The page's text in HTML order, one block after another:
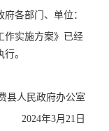
各部门、单位：
作实施方案》已经
。
县人民政府办公室
2024年3月21日